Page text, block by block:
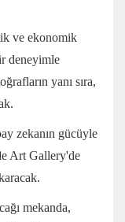
ve ekonomik
deneyimle
yanı sıra,
zekanın gücüyle
Art Gallery'de
mekanda,